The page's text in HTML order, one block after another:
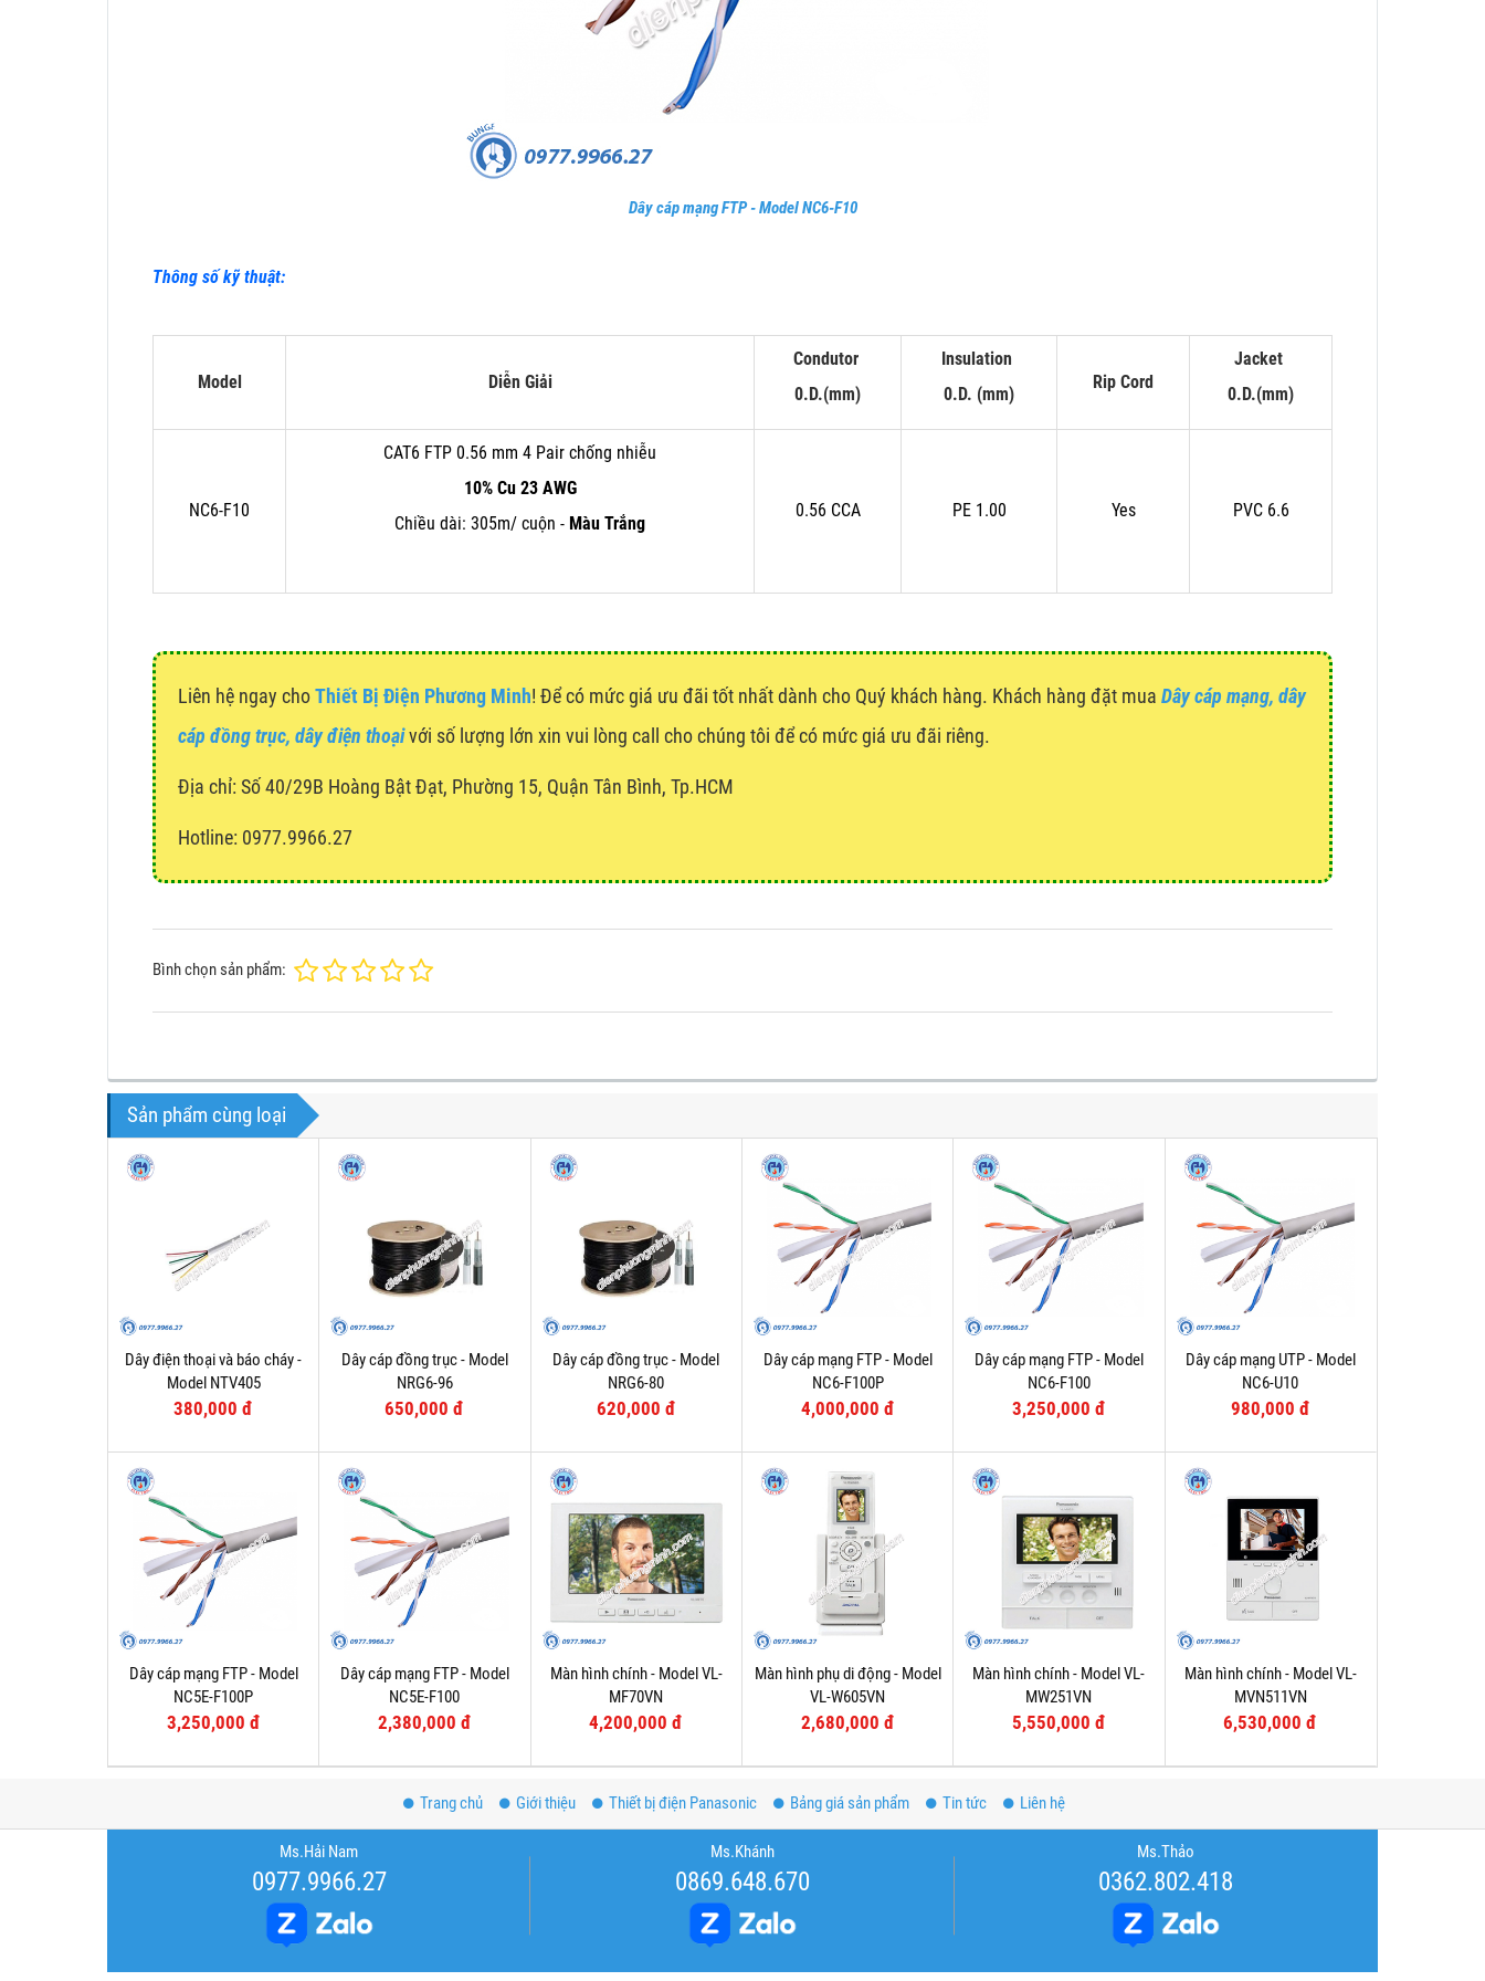
Dây cáp mạng FTP - Model NC6-F10
Thông số kỹ thuật:
Model Diễn Giải
Condutor
0.D.(mm)
Insulation
0.D. (mm)
Rip Cord
Jacket
0.D.(mm)
NC6-F10
CAT6 FTP 0.56 mm 4 Pair chống nhiễu
10% Cu 23 AWG
Chiều dài: 305m/ cuộn - Màu Trắng
0.56 CCA PE 1.00 Yes PVC 6.6
Liên hệ ngay choThiết Bị Điện Phương Minh! Để có mức giá ưu đãi tốt nhất dành cho Quý khách hàng. Khách hàng đặt mua Dây cáp mạng, dây
cáp đồng trục, dây điện thoạivới số lượng lớn xin vui lòng call cho chúng tôi để có mức giá ưu đãi riêng.
Địa chỉ: Số 40/29B Hoàng Bật Đạt, Phường 15, Quận Tân Bình, Tp.HCM
Hotline: 0977.9966.27
Bình chọn sản phẩm:
Sản phẩm cùng loại
Dây điện thoại và báo cháy -
Model NTV405
380,000 đ
Dây cáp đồng trục - Model
NRG6-96
650,000 đ
Dây cáp đồng trục - Model
NRG6-80
620,000 đ
Dây cáp mạng FTP - Model
NC6-F100P
4,000,000 đ
Dây cáp mạng FTP - Model
NC6-F100
3,250,000 đ
Dây cáp mạng UTP - Model
NC6-U10
980,000 đ
Dây cáp mạng FTP - Model
NC5E-F100P
3,250,000 đ
Dây cáp mạng FTP - Model
NC5E-F100
2,380,000 đ
Màn hình chính - Model VL-
MF70VN
4,200,000 đ
Màn hình phụ di động - Model
VL-W605VN
2,680,000 đ
Màn hình chính - Model VL-
MW251VN
5,550,000 đ
Màn hình chính - Model VL-
MVN511VN
6,530,000 đ
Trang chủ Giới thiệu Thiết bị điện Panasonic Bảng giá sản phẩm Tin tức Liên hệ
Ms.Hải Nam
0977.9966.27
Ms.Khánh
0869.648.670
Ms.Thảo
0362.802.418